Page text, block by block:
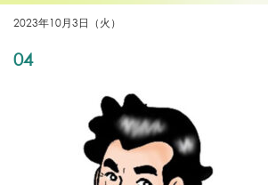
2023年10月3日（火）
04